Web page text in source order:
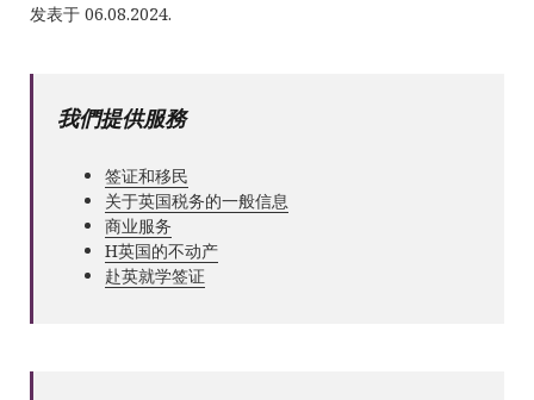
发表于 06.08.2024.
我們提供服務
签证和移民
关于英国税务的一般信息
商业服务
Н英国的不动产
赴英就学签证